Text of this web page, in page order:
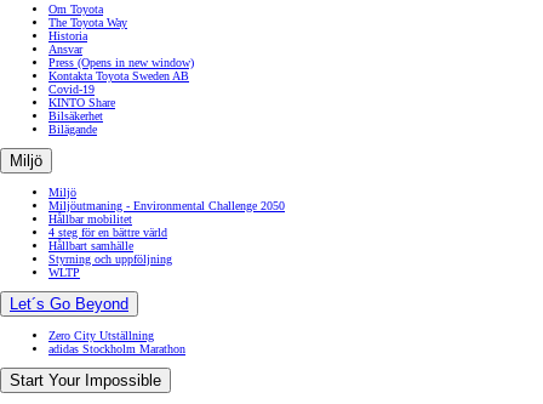
Om Toyota
The Toyota Way
Historia
Ansvar
Press (Opens in new window)
Kontakta Toyota Sweden AB
Covid-19
KINTO Share
Bilsäkerhet
Bilägande
Miljö
Miljö
Miljöutmaning - Environmental Challenge 2050
Hållbar mobilitet
4 steg för en bättre värld
Hållbart samhälle
Styrning och uppföljning
WLTP
Let´s Go Beyond
Zero City Utställning
adidas Stockholm Marathon
Start Your Impossible